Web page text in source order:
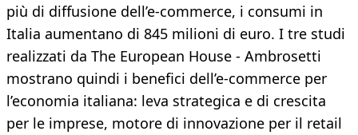
più di diffusione dell’e-commerce, i consumi in
Italia aumentano di 845 milioni di euro. I tre studi
realizzati da The European House - Ambrosetti
mostrano quindi i benefici dell’e-commerce per
l’economia italiana: leva strategica e di crescita
per le imprese, motore di innovazione per il retail